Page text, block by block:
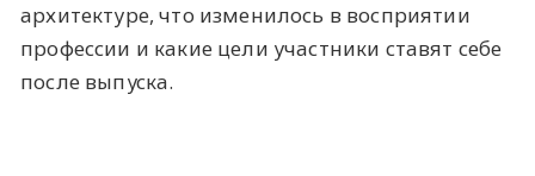
архитектуре, что изменилось в восприятии
профессии и какие цели участники ставят себе
после выпуска.